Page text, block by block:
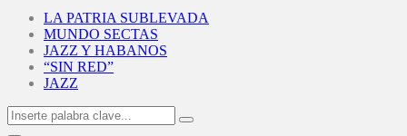
LA PATRIA SUBLEVADA
MUNDO SECTAS
JAZZ Y HABANOS
“SIN RED”
JAZZ
Search
for:
Search